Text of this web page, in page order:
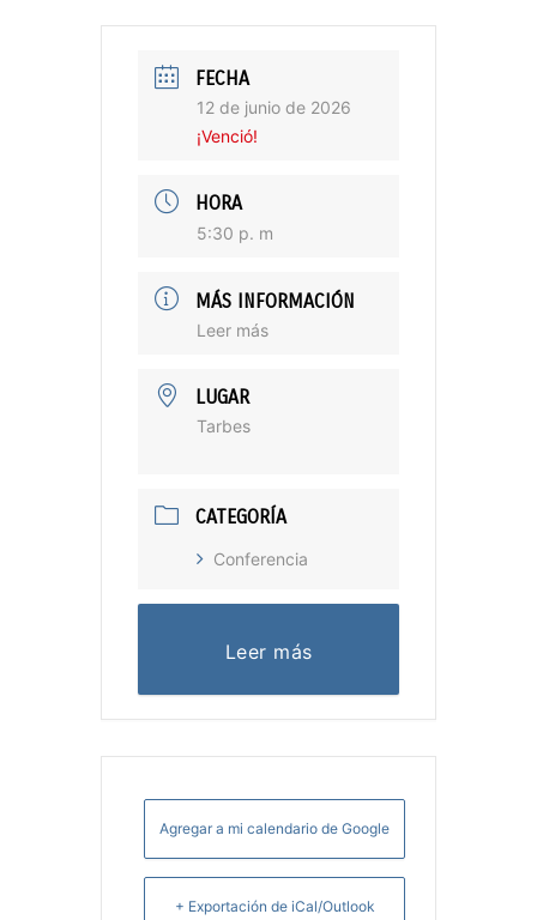
FECHA
12 de junio de 2026
¡Venció!
HORA
5:30 p. m
MÁS INFORMACIÓN
Leer más
LUGAR
Tarbes
CATEGORÍA
Conferencia
Leer más
Agregar a mi calendario de Google
+ Exportación de iCal/Outlook